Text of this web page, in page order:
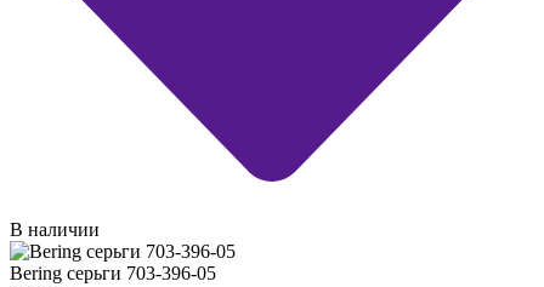
В наличии
Bering серьги 703-396-05